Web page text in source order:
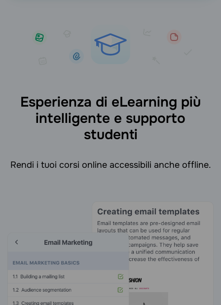
Esperienza di eLearning più
intelligente e supporto
studenti
Rendi i tuoi corsi online accessibili anche offline.